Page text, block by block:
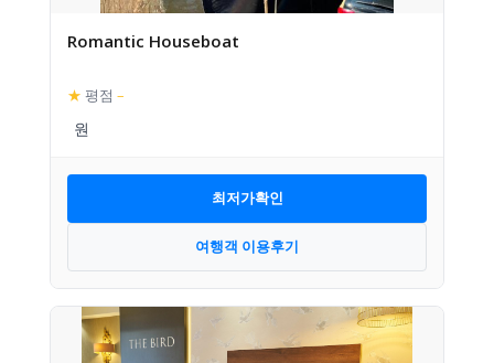
Romantic Houseboat
★ 평점 –
최저가확인
여행객 이용후기